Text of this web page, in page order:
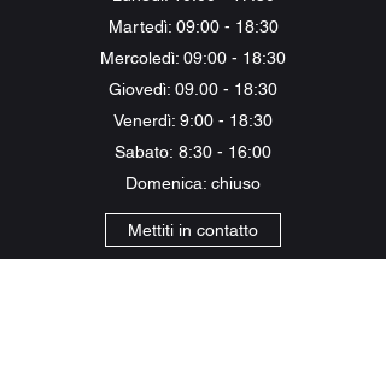
approfitta dei nostri servizi quando ti è più
comodo.
Mettiti in contatto
Martedì: 09:00 - 18:30
Mercoledì: 09:00 - 18:30
Giovedì: 09.00 - 18:30
Venerdì: 9:00 - 18:30
Sabato: 8:30 - 16:00
Domenica: chiuso
Mettiti in contatto